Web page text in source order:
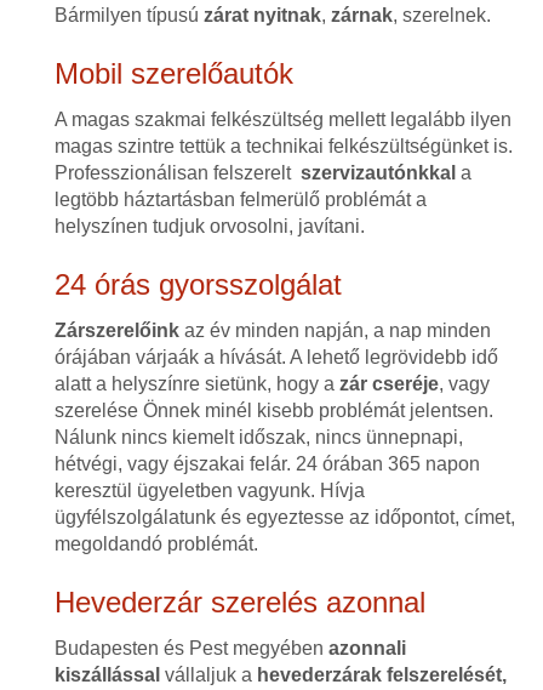
Bármilyen típusú zárat nyitnak, zárnak, szerelnek.
Mobil szerelőautók
A magas szakmai felkészültség mellett legalább ilyen
magas szintre tettük a technikai felkészültségünket is.
Professzionálisan felszerelt szervizautónkkal a
legtöbb háztartásban felmerülő problémát a
helyszínen tudjuk orvosolni, javítani.
24 órás gyorsszolgálat
Zárszerelőinkaz év minden napján, a nap minden
órájában várjaák a hívását. A lehető legrövidebb idő
alatt a helyszínre sietünk, hogy a zár cseréje, vagy
szerelése Önnek minél kisebb problémát jelentsen.
Nálunk nincs kiemelt időszak, nincs ünnepnapi,
hétvégi, vagy éjszakai felár. 24 órában 365 napon
keresztül ügyeletben vagyunk. Hívja
ügyfélszolgálatunk és egyeztesse az időpontot, címet,
megoldandó problémát.
Hevederzár szerelés azonnal
Budapesten és Pest megyében azonnali
kiszállással vállaljuk a hevederzárak felszerelését,